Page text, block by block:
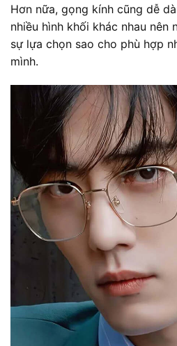
Hơn nữa, gọng kính cũng dễ
nhiều hình khối khác nhau nên
sự lựa chọn sao cho phù hợp
mình.